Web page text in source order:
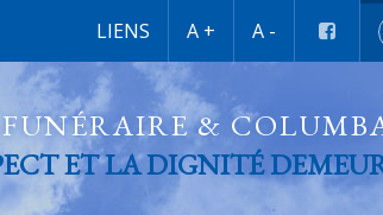
LIENS A + A -
&
ET LA DIGNITÉ